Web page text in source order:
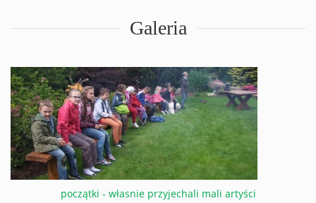
Galeria
początki - własnie przyjechali mali artyści